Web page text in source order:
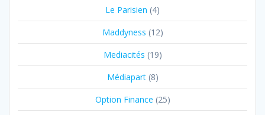
Le Parisien (4)
Maddyness (12)
Mediacités (19)
Médiapart(8)
Option Finance (25)